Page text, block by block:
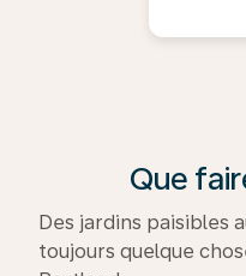
Que
Des jardins paisibles
toujours quelque